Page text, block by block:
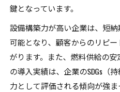
鍵となっています。
設備構築力が高い企業は、短
可能となり、顧客からのリピ
がります。また、燃料供給の
の導入実績は、企業のSDGs（
力として評価される傾向が強ま